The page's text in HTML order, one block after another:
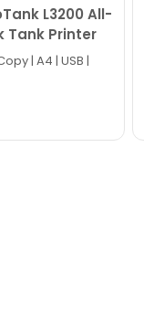
L3200 All-
Tank Printer
| A4 | USB |